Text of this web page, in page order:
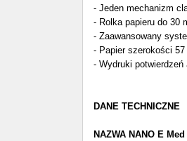
- Jeden mechanizm
- Rolka papieru do 30
- Zaawansowany
- Papier szerokości 57
- Wydruki
DANE TECHNICZNE
NAZWA NANO E Med